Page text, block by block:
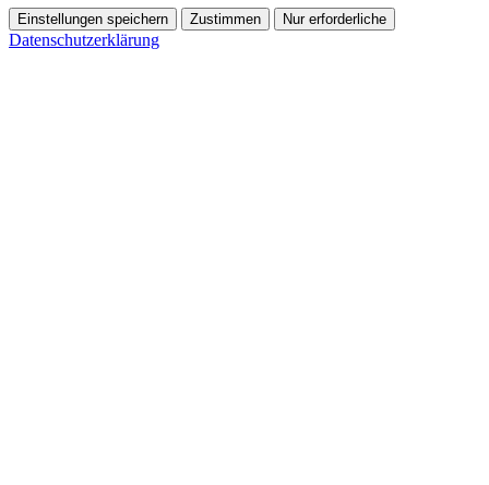
Einstellungen speichern Zustimmen Nur erforderliche
Datenschutzerklärung